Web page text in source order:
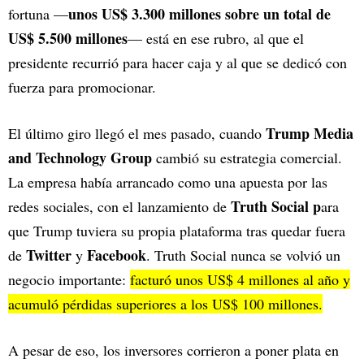
fortuna —unos US$ 3.300 millones sobre un total de
US$ 5.500 millones— está en ese rubro, al que el
presidente recurrió para hacer caja y al que se dedicó con
fuerza para promocionar.
El último giro llegó el mes pasado, cuando Trump Media
and Technology Group cambió su estrategia comercial.
La empresa había arrancado como una apuesta por las
redes sociales, con el lanzamiento de Truth Social para
que Trump tuviera su propia plataforma tras quedar fuera
de Twitter y Facebook. Truth Social nunca se volvió un
negocio importante: facturó unos US$ 4 millones al año y
acumuló pérdidas superiores a los US$ 100 millones.
A pesar de eso, los inversores corrieron a poner plata en